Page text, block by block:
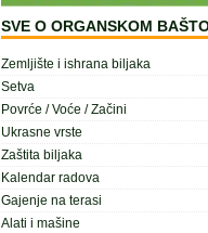
SVE O ORGANSKOM
Zemljište i ishrana biljaka
Setva
Povrće / Voće / Začini
Ukrasne vrste
Zaštita biljaka
Kalendar radova
Gajenje na terasi
Alati i mašine